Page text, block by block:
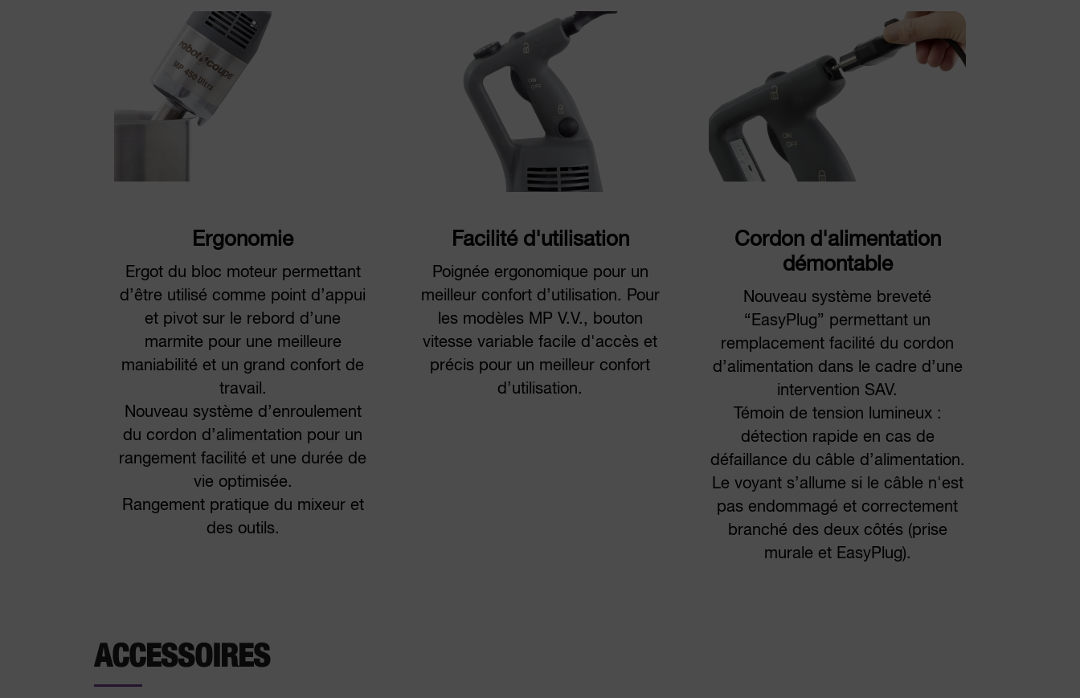
Ergonomie
Ergot du bloc moteur permettant
d’être utilisé comme point d’appui
et pivot sur le rebord d’une
marmite pour une meilleure
maniabilité et un grand confort de
travail.
Nouveau système d’enroulement
du cordon d’alimentation pour un
rangement facilité et une durée de
vie optimisée.
Rangement pratique du mixeur et
des outils.
Facilité d'utilisation
Poignée ergonomique pour un
meilleur confort d’utilisation. Pour
les modèles MP V.V., bouton
vitesse variable facile d'accès et
précis pour un meilleur confort
d’utilisation.
Cordon d'alimentation
démontable
Nouveau système breveté
“EasyPlug” permettant un
remplacement facilité du cordon
d’alimentation dans le cadre d’une
intervention SAV.
Témoin de tension lumineux :
détection rapide en cas de
défaillance du câble d’alimentation.
Le voyant s’allume si le câble n'est
pas endommagé et correctement
branché des deux côtés (prise
murale et EasyPlug).
ACCESSOIRES